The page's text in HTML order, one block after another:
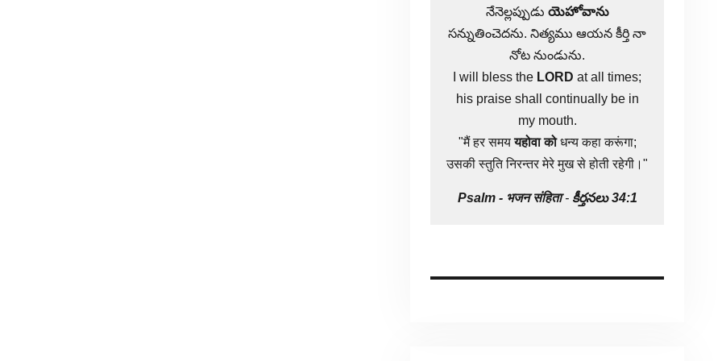
నేనెల్లప్పుడు యెహోవాను
సన్నుతించెదను. నిత్యము ఆయన కీర్తి నా
నోట నుండును.
I will bless the LORD at all times;
his praise shall continually be in
my mouth.
"मैं हर समययहोवा कोधन्य कहा करूंगा;
उसकी स्तुति निरन्तर मेरे मुख से होती रहेगी।"
Psalm - भजन संहिता- కీర్తనలు 34:1